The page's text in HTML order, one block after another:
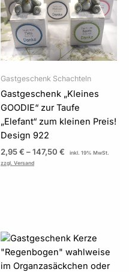
Gastgeschenk Schachteln
Gastgeschenk „Kleines
GOODIE“ zur Taufe
„Elefant“ zum kleinen Preis!
Design 922
2,95€ –147,50 €
inkl. 19% MwSt.
zzgl. Versand
Preisspanne:
bis
170,00 €